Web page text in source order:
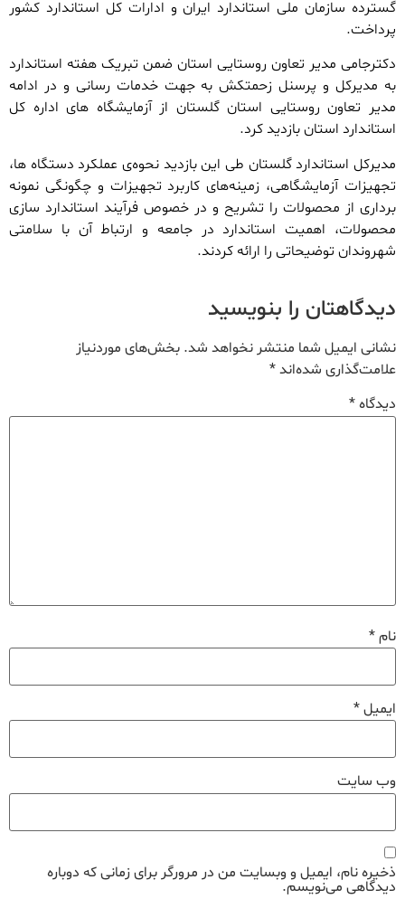
گسترده سازمان ملی استاندارد ایران و ادارات کل استاندارد کشور
پرداخت.
دکترجامی مدیر تعاون روستایی استان ضمن تبریک هفته استاندارد
به مدیرکل و پرسنل زحمتکش به جهت خدمات رسانی و در ادامه
مدیر تعاون روستایی استان گلستان از آزمایشگاه های اداره کل
استاندارد استان بازدید کرد.
مدیرکل استاندارد گلستان طی این بازدید نحوه‌ی عملکرد دستگاه ها،
تجهیزات آزمایشگاهی، زمینه‌های کاربرد تجهیزات و چگونگی نمونه‌
برداری از محصولات را تشریح و در خصوص فرآیند استاندارد سازی
محصولات، اهمیت استاندارد در جامعه و ارتباط آن با سلامتی
شهروندان توضیحاتی را ارائه کردند.
دیدگاهتان را بنویسید
نشانی ایمیل شما منتشر نخواهد شد. بخش‌های موردنیاز
علامت‌گذاری شده‌اند*
دیدگاه*
نام*
ایمیل*
وب‌ سایت
ذخیره نام، ایمیل و وبسایت من در مرورگر برای زمانی که دوباره
دیدگاهی می‌نویسم.